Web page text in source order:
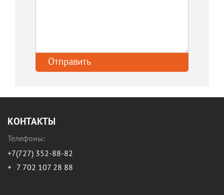
КОНТАКТЫ
Телефоны:
+7(727) 352-88-82
+ 7 702 107 28 88